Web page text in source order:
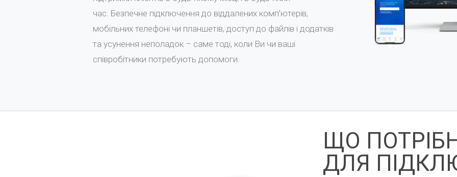
час. Безпечне підключення до віддалених комп’ютерів,
мобільних телефоні чи планшетів, доступ до файлів і додатків
та усунення неполадок – саме тоді, коли Ви чи ваші
співробітники потребують допомоги.
ЩО
ДЛЯ